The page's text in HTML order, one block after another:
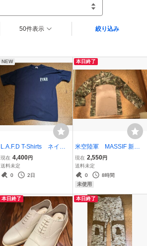
50件表示 絞り込み
NEW
L.A.F.D T-Shirts ネイビ
ー Lサイズ 半袖 中
古 Tシャツ ロサンゼル
ス 消防局 911 LAFD
現在 4,400円
送料未定
0
2日
本日終了
米空陸軍 MASSIF 新型
コンバットシャツ 上 リ
ップストップ加工 スコ
ーピオンカモ レプリカL
サイズ 中国製 未着
E
現在 2,550円
送料未定
0
8時間
未使用
本日終了 本日終了